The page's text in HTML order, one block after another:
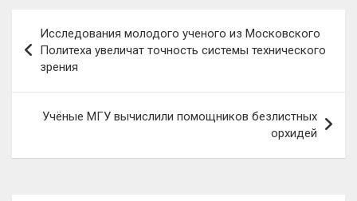
по
записям
Исследования молодого ученого из Московского
Политеха увеличат точность системы технического
зрения
Учёные МГУ вычислили помощников безлистных
орхидей